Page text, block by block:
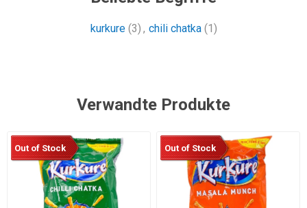
kurkure (3) , chili chatka (1)
Verwandte Produkte
Out of Stock Out of Stock